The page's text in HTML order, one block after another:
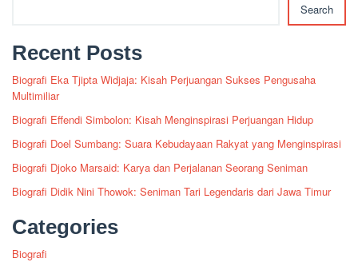
Search
Recent Posts
Biografi Eka Tjipta Widjaja: Kisah Perjuangan Sukses Pengusaha
Multimiliar
Biografi Effendi Simbolon: Kisah Menginspirasi Perjuangan Hidup
Biografi Doel Sumbang: Suara Kebudayaan Rakyat yang Menginspirasi
Biografi Djoko Marsaid: Karya dan Perjalanan Seorang Seniman
Biografi Didik Nini Thowok: Seniman Tari Legendaris dari Jawa Timur
Categories
Biografi